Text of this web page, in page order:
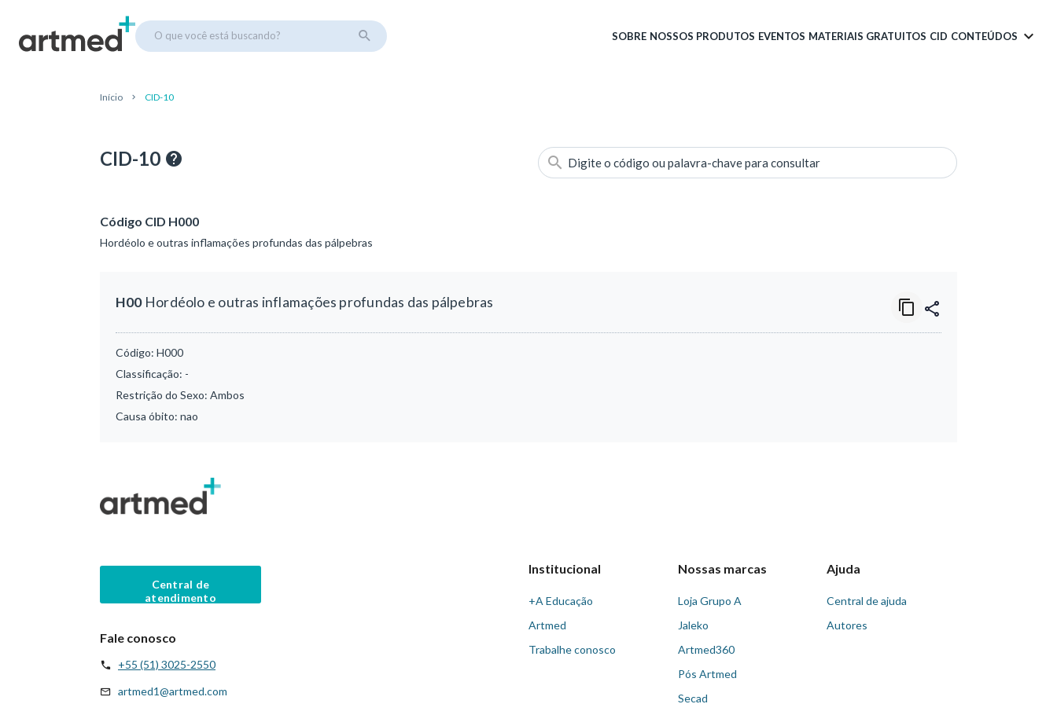
O que você está buscando? SOBRE NOSSOS PRODUTOS EVENTOS MATERIAIS GRATUITOS CID CONTEÚDOS
Início CID-10
CID-10 Digite o código ou palavra-chave para consultar
Código CID H000
Hordéolo e outras inflamações profundas das pálpebras
H00Hordéolo e outras inflamações profundas das pálpebras
Código: H000
Classificação: -
Restrição do Sexo: Ambos
Causa óbito: nao
Central de
atendimento
Fale conosco
+55 (51) 3025-2550
artmed1@artmed.com
Institucional
+A Educação
Artmed
Trabalhe conosco
Nossas marcas
Loja Grupo A
Jaleko
Artmed360
Pós Artmed
Secad
Ajuda
Central de ajuda
Autores